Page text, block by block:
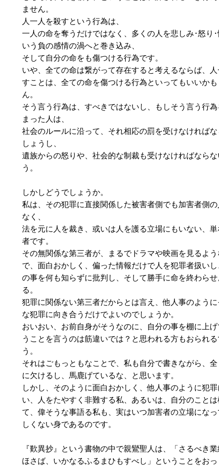
ません。
人一人を殺すという行為は、
一人の命を奪うだけではなく、多くの人を悲しみ･怒り
いう負の感情の渦へと巻き込み、
そして自分の命をも傷つける行為です。
いや、全ての命は繋がって存在すると考えるならば、
すことは、全ての命を傷つける行為といってもいいか
ん。
そう言う行為は、すべきではないし、もしそう言う行
まった人は、
社会のルールに沿って、それ相応の罰を受けなければ
しょうし、
遺族からの怒りや、社会的な制裁も受けなければなら
う。
しかしどうでしょうか。
私は、その犯罪に直接関係した被害者側でも加害者側
なく、
法を元に人を裁き、或いは人を護る立場にもいない、
者です。
その無関係な第三者が、まるでドラマや映画を見るよ
で、面白おかしく、偏った情報だけで人を犯罪者扱い
の事を何も知らずに批判し、そして勝手に命を終わら
る。
犯罪に関係ない第三者だからとは言え、他人事のよう
な犯罪に向き合うだけでよいのでしょうか。
おいおい、お前自身がそうなのに、自分の事を棚に上
うことを言うのは筋違いでは？と思われる方もおられ
う。
それはごもっともなことで、私も自分で書きながら、
に欠けるし、馬鹿げているな、と思います。
しかし、そのように面白おかしく、他人事のように犯
い、人をたやすく非難する私、あるいは、自分のこと
て、偉そうな事語る私も、実はいつ加害者の立場にな
しくない身であるのです。
『歎異抄』という書物の中で親鸞聖人は、「さるべき
ほさば、いかなるふるまひもすべし」ということをお